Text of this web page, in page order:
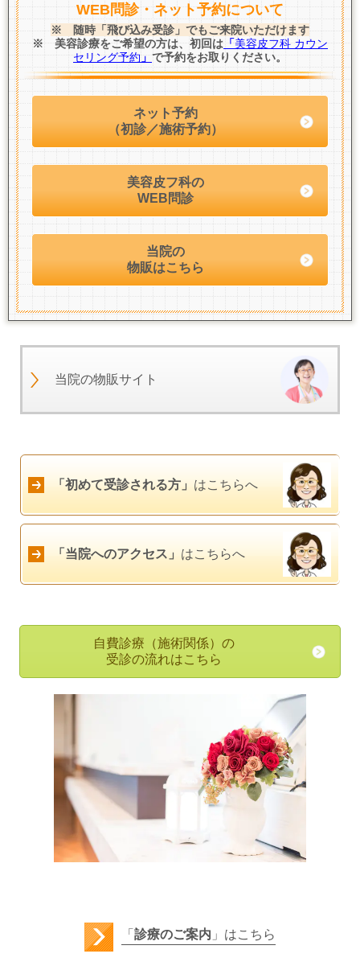
WEB問診・ネット予約について
※ 随時「飛び込み受診」でもご来院いただけます
※ 美容診療をご希望の方は、初回は 「美容皮フ科 カウン
セリング予約 」 で予約をお取りください。
ネット予約
（初診／施術予約）
美容皮フ科の
WEB問診
当院の
物販はこちら
当院の物販サイト
「初めて受診される方」 はこちらへ
「当院へのアクセス」 はこちらへ
自費診療（施術関係）の
受診の流れはこちら
「 診療のご案内 」はこちら